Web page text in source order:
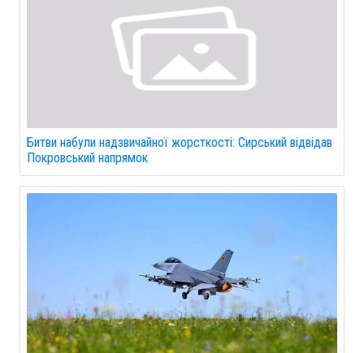
Битви набули надзвичайної жорсткості: Сирський відвідав
Покровський напрямок